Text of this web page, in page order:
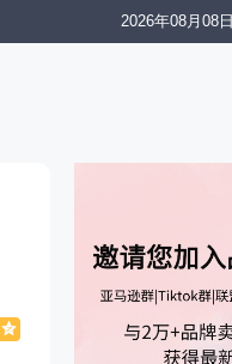
2026年08月08日